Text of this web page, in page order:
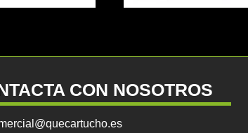
CON NOSOTROS